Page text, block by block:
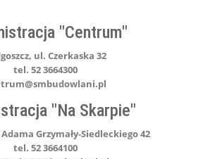
"Centrum"
ul. Czerkaska 32
tel. 52 3664300
"Na Skarpie"
Grzymały-Siedleckiego 42
tel. 52 3664100